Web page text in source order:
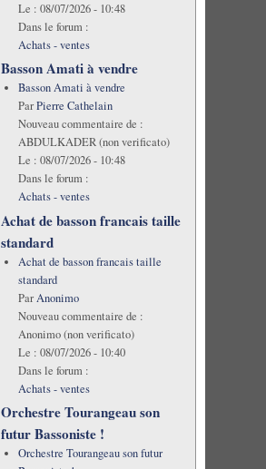
Le : 08/07/2026 - 10:48
Dans le forum :
Achats - ventes
Basson Amati à vendre
Basson Amati à vendre
ParPierre Cathelain
Nouveau commentaire de :
ABDULKADER (non verificato)
Le : 08/07/2026 - 10:48
Dans le forum :
Achats - ventes
Achat de basson francais taille
standard
Achat de basson francais taille
standard
ParAnonimo
Nouveau commentaire de :
Anonimo (non verificato)
Le : 08/07/2026 - 10:40
Dans le forum :
Achats - ventes
Orchestre Tourangeau son
futur Bassoniste !
Orchestre Tourangeau son futur